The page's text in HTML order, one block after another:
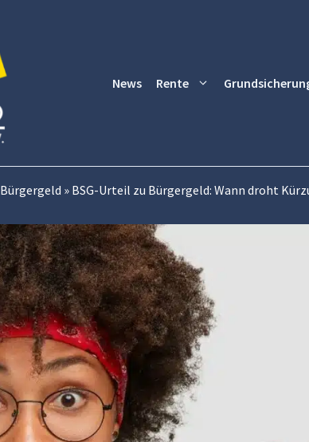
News Rente
Bürgergeld » BSG-Urteil zu Bürgergeld: Wann droht